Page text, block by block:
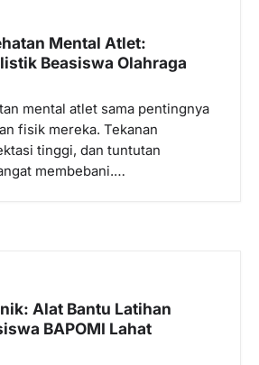
Mental Atlet:
Beasiswa Olahraga
mental atlet sama pentingnya
fisik mereka. Tekanan
tinggi, dan tuntutan
membebani.…
Alat Bantu Latihan
BAPOMI Lahat